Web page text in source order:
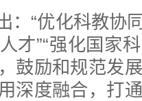
“优化科教协
才”“强化国家
鼓励和规范发
深度融合，打